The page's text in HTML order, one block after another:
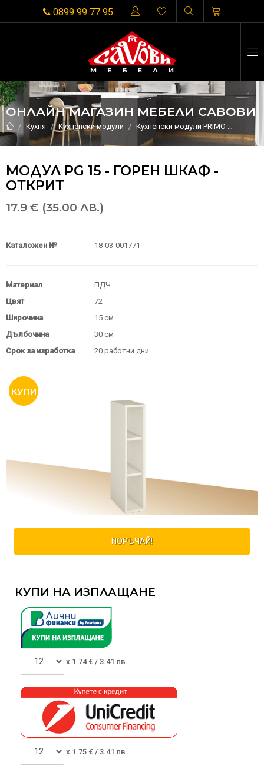
0899 99 77 95
ОНЛАЙН МАГАЗИН МЕБЕЛИ САВОВИ
Кухня Кухненски модули Кухненски модули PRIMO
МОДУЛ PG 15 - ГОРЕН ШКАФ -
ОТКРИТ
17.9 € (35.00 ЛВ.)
Каталожен № 18-03-001771
Материал
ПДЧ
Цвят
72
Широчина
15 см
Дълбочина
30 см
Срок за изработка
20 работни дни
ПОРЪЧАЙ!
КУПИ НА ИЗПЛАЩАНЕ
x 1.74€ / 3.41 лв.
x 1.75 € / 3.41 лв.